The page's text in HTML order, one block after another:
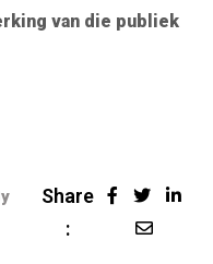
van die publiek
Share
: